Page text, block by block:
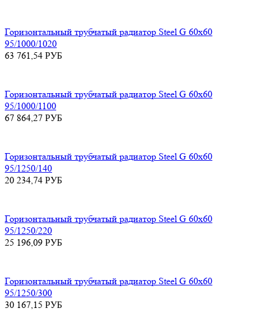
Горизонтальный трубчатый радиатор Steel G 60х60
95/1000/1020
63 761,54 РУБ
Горизонтальный трубчатый радиатор Steel G 60х60
95/1000/1100
67 864,27 РУБ
Горизонтальный трубчатый радиатор Steel G 60х60
95/1250/140
20 234,74 РУБ
Горизонтальный трубчатый радиатор Steel G 60х60
95/1250/220
25 196,09 РУБ
Горизонтальный трубчатый радиатор Steel G 60х60
95/1250/300
30 167,15 РУБ